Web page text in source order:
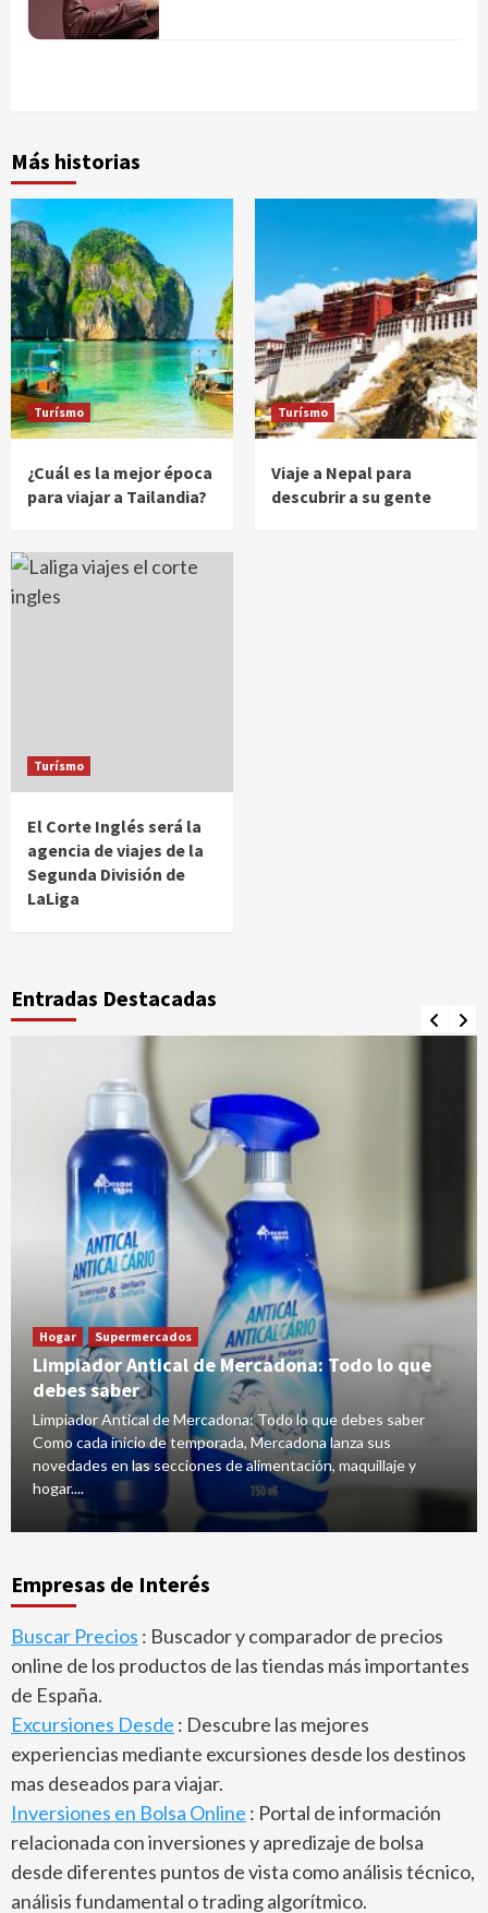
Más historias
Turísmo
¿Cuál es la mejor época
para viajar a Tailandia?
Turísmo
Viaje a Nepal para
descubrir a su gente
Turísmo
El Corte Inglés será la
agencia de viajes de la
Segunda División de
LaLiga
Entradas Destacadas
Hogar Supermercados
Limpiador Antical de Mercadona: Todo lo que
debes saber
Limpiador Antical de Mercadona: Todo lo que debes saber
Como cada inicio de temporada, Mercadona lanza sus
novedades en las secciones de alimentación, maquillaje y
hogar....
Empresas de Interés
Buscar Precios : Buscador y comparador de precios
online de los productos de las tiendas más importantes
de España.
Excursiones Desde : Descubre las mejores
experiencias mediante excursiones desde los destinos
mas deseados para viajar.
Inversiones en Bolsa Online : Portal de información
relacionada con inversiones y apredizaje de bolsa
desde diferentes puntos de vista como análisis técnico,
análisis fundamental o trading algorítmico.